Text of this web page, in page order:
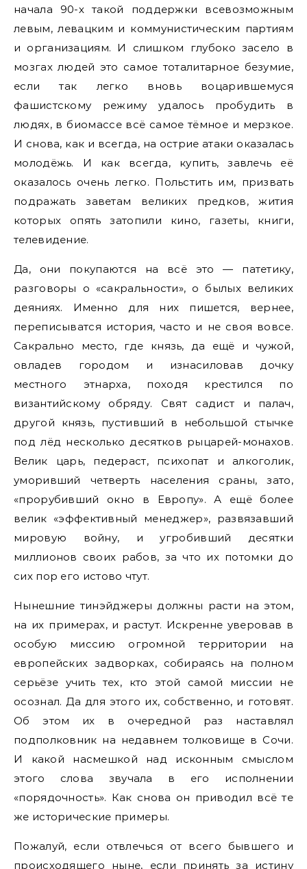
начала 90-х такой поддержки всевозможным
левым, левацким и коммунистическим партиям
и организациям. И слишком глубоко засело в
мозгах людей это самое тоталитарное безумие,
если так легко вновь воцарившемуся
фашистскому режиму удалось пробудить в
людях, в биомассе всё самое тёмное и мерзкое.
И снова, как и всегда, на острие атаки оказалась
молодёжь. И как всегда, купить, завлечь её
оказалось очень легко. Польстить им, призвать
подражать заветам великих предков, жития
которых опять затопили кино, газеты, книги,
телевидение.
Да, они покупаются на всё это — патетику,
разговоры о «сакральности», о былых великих
деяниях. Именно для них пишется, вернее,
переписыватся история, часто и не своя вовсе.
Сакрально место, где князь, да ещё и чужой,
овладев городом и изнасиловав дочку
местного этнарха, походя крестился по
византийскому обряду. Свят садист и палач,
другой князь, пустивший в небольшой стычке
под лёд несколько десятков рыцарей-монахов.
Велик царь, педераст, психопат и алкоголик,
уморивший четверть населения сраны, зато,
«прорубивший окно в Европу». А ещё более
велик «эффективный менеджер», развязавший
мировую войну, и угробивший десятки
миллионов своих рабов, за что их потомки до
сих пор его истово чтут.
Нынешние тинэйджеры должны расти на этом,
на их примерах, и растут. Искренне уверовав в
особую миссию огромной территории на
европейских задворках, собираясь на полном
серьёзе учить тех, кто этой самой миссии не
осознал. Да для этого их, собственно, и готовят.
Об этом их в очередной раз наставлял
подполковник на недавнем толковище в Сочи.
И какой насмешкой над исконным смыслом
этого слова звучала в его исполнении
«порядочность». Как снова он приводил всё те
же исторические примеры.
Пожалуй, если отвлечься от всего бывшего и
происходящего ныне, если принять за истину